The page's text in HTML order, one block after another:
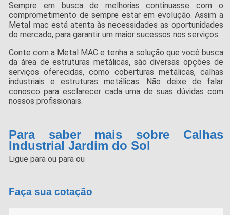
Sempre em busca de melhorias continuasse com o
comprometimento de sempre estar em evolução. Assim a
Metal mac está atenta às necessidades as oportunidades
do mercado, para garantir um maior sucessos nos serviços.
Conte com a Metal MAC e tenha a solução que você busca
da área de estruturas metálicas, são diversas opções de
serviços oferecidas, como coberturas metálicas, calhas
industriais e estruturas metálicas. Não deixe de falar
conosco para esclarecer cada uma de suas dúvidas com
nossos profissionais.
Para saber mais sobre Calhas
Industrial Jardim do Sol
Ligue paraou paraou
Faça sua cotação